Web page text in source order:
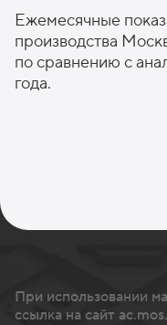
Ежемесячные
производства
по сравнению с
года.
При использовании
ссылка на сайт